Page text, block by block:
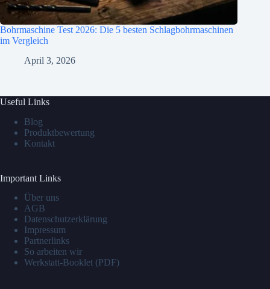
Bohrmaschine Test 2026: Die 5 besten Schlagbohrmaschinen
im Vergleich
April 3, 2026
Useful Links
Blog
Produktbewertung
Kontakt
Important Links
Über uns
AGB
Datenschutzerklärung
Impressum
Partnerlinks
So arbeiten wir
Werkstatt-Booklet (PDF)